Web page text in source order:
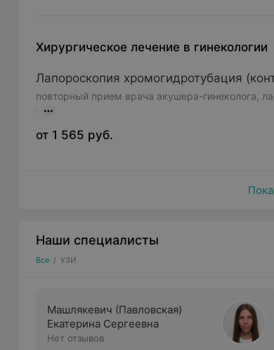
Хирургическое лечение в гинекологии
Лапороскопия хромогидротубация
повторный прием врача акушера-гинеколога,
от 1 565 руб.
Наши специалисты
Все / УЗИ
Машлякевич (Павловская)
Екатерина Сергеевна
Нет отзывов